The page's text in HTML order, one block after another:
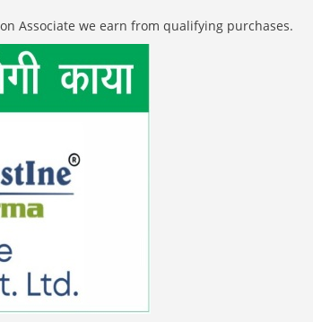
Associate we earn from qualifying purchases.